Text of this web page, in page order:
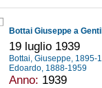
Bottai Giuseppe a
19 luglio 1939
Bottai, Giuseppe, 1895-
Edoardo, 1888-1959
Anno: 1939